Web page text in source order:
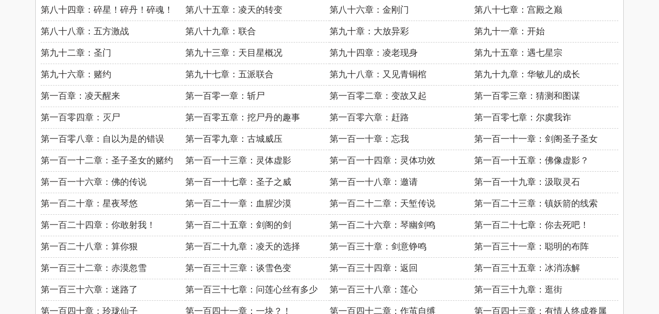
第八十四章：碎星！碎丹！碎魂！ 第八十五章：凌天的转变 第八十六章：金刚门 第八十七章：宫殿之巅
第八十八章：五方激战 第八十九章：联合 第九十章：大放异彩 第九十一章：开始
第九十二章：圣门 第九十三章：天目星概况 第九十四章：凌老现身 第九十五章：遇七星宗
第九十六章：赌约 第九十七章：五派联合 第九十八章：又见青铜棺 第九十九章：华敏儿的成长
第一百章：凌天醒来 第一百零一章：斩尸 第一百零二章：变故又起 第一百零三章：猜测和图谋
第一百零四章：灭尸 第一百零五章：挖尸丹的趣事 第一百零六章：赶路 第一百零七章：尔虞我诈
第一百零八章：自以为是的错误 第一百零九章：古城威压 第一百一十章：忘我 第一百一十一章：剑阁圣子圣女
第一百一十二章：圣子圣女的赌约 第一百一十三章：灵体虚影 第一百一十四章：灵体功效 第一百一十五章：佛像虚影？
第一百一十六章：佛的传说 第一百一十七章：圣子之威 第一百一十八章：邀请 第一百一十九章：汲取灵石
第一百二十章：星夜琴悠 第一百二十一章：血腥沙漠 第一百二十二章：天堑传说 第一百二十三章：镇妖箭的线索
第一百二十四章：你敢射我！ 第一百二十五章：剑阁的剑 第一百二十六章：琴幽剑鸣 第一百二十七章：你去死吧！
第一百二十八章：算你狠 第一百二十九章：凌天的选择 第一百三十章：剑意铮鸣 第一百三十一章：聪明的布阵
第一百三十二章：赤漠忽雪 第一百三十三章：谈雪色变 第一百三十四章：返回 第一百三十五章：冰消冻解
第一百三十六章：迷路了 第一百三十七章：问莲心丝有多少 第一百三十八章：莲心 第一百三十九章：逛街
第一百四十章：玲珑仙子 第一百四十一章：一块？！ 第一百四十二章：作茧自缚 第一百四十三章：有情人终成眷属